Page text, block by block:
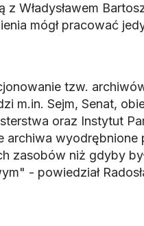
z Władysławem
mógł pracować
tzw.
m.in. Sejm, Senat,
oraz Instytut
archiwa wyodrębnione
zasobów niż gdyby
- powiedział